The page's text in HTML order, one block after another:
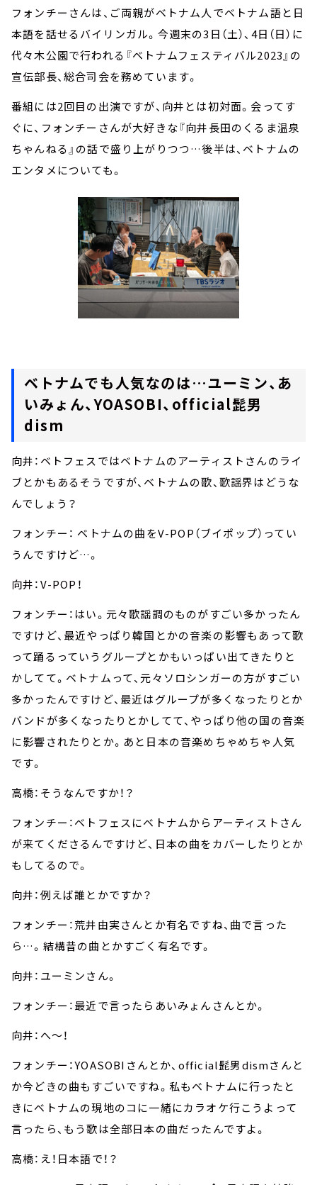
フォンチーさんは、ご両親がベトナム人でベトナム語と日
本語を話せるバイリンガル。今週末の3日（土）、4日（日）に
代々木公園で行われる『ベトナムフェスティバル2023』の
宣伝部長、総合司会を務めています。
番組には2回目の出演ですが、向井とは初対面。会ってす
ぐに、フォンチーさんが大好きな『向井長田のくるま温泉
ちゃんねる』の話で盛り上がりつつ…後半は、ベトナムの
エンタメについても。
ベトナムでも人気なのは…ユーミン、あ
いみょん、YOASOBI、official髭男
dism
向井：ベトフェスではベトナムのアーティストさんのライ
ブとかもあるそうですが、ベトナムの歌、歌謡界はどうな
んでしょう？
フォンチー： ベトナムの曲をV-POP（ブイポップ）ってい
うんですけど…。
向井：V-POP！
フォンチー：はい。元々歌謡調のものがすごい多かったん
ですけど、最近やっぱり韓国とかの音楽の影響もあって歌
って踊るっていうグループとかもいっぱい出てきたりと
かしてて。ベトナムって、元々ソロシンガーの方がすごい
多かったんですけど、最近はグループが多くなったりとか
バンドが多くなったりとかしてて、やっぱり他の国の音楽
に影響されたりとか。あと日本の音楽めちゃめちゃ人気
です。
高橋：そうなんですか！？
フォンチー：ベトフェスにベトナムからアーティストさん
が来てくださるんですけど、日本の曲をカバーしたりとか
もしてるので。
向井：例えば誰とかですか？
フォンチー：荒井由実さんとか有名ですね、曲で言った
ら…。結構昔の曲とかすごく有名です。
向井：ユーミンさん。
フォンチー：最近で言ったらあいみょんさんとか。
向井：へ～！
フォンチー：YOASOBIさんとか、official髭男dismさんと
か今どきの曲もすごいですね。私もベトナムに行ったと
きにベトナムの現地のコに一緒にカラオケ行こうよって
言ったら、もう歌は全部日本の曲だったんですよ。
高橋：え！日本語で！？